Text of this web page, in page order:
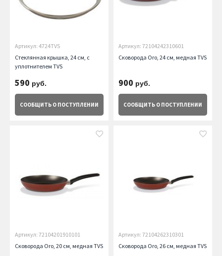
Артикул: 4724TVS
Стеклянная крышка, 24 см, с
уплотнителем TVS
590 руб.
СООБЩИТЬ О ПОСТУПЛЕНИИ
Артикул: 72104242310601
Сковорода Oro, 24 см, медная TVS
900 руб.
СООБЩИТЬ О ПОСТУПЛЕНИИ
Артикул: 72104201910101
Сковорода Oro, 20 см, медная TVS
Артикул: 72104262310301
Сковорода Oro, 26 см, медная TVS